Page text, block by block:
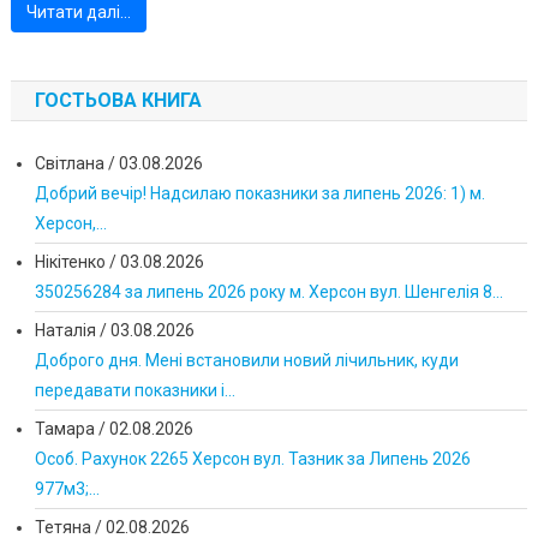
Читати далі…
ГОСТЬОВА КНИГА
Світлана /03.08.2026
Добрий вечір! Надсилаю показники за липень 2026: 1) м.
Херсон,...
Нікітенко /03.08.2026
350256284 за липень 2026 року м. Херсон вул. Шенгелія 8...
Наталія /03.08.2026
Доброго дня. Мені встановили новий лічильник, куди
передавати показники і...
Тамара /02.08.2026
Особ. Рахунок 2265 Херсон вул. Тазник за Липень 2026
977м3;...
Тетяна /02.08.2026